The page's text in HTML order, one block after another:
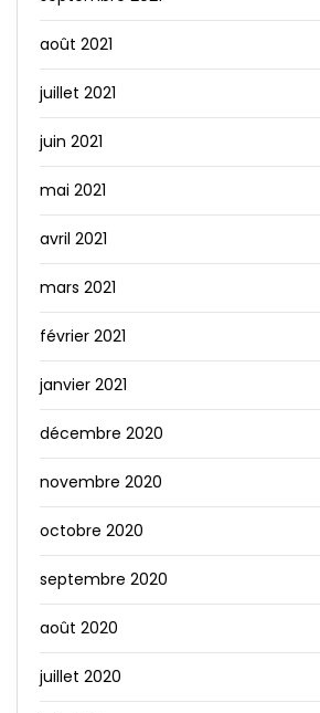
août 2021
juillet 2021
juin 2021
mai 2021
avril 2021
mars 2021
février 2021
janvier 2021
décembre 2020
novembre 2020
octobre 2020
septembre 2020
août 2020
juillet 2020